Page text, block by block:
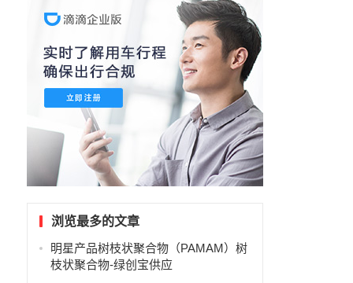
浏览最多的文章
明星产品树枝状聚合物（PAMAM）树
枝状聚合物-绿创宝供应